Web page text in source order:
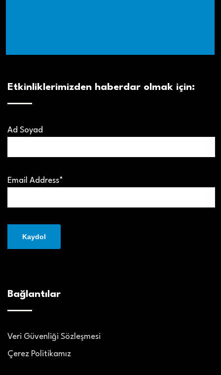
Etkinliklerimizden haberdar olmak için:
Ad Soyad
Email Address*
Bağlantılar
Veri Güvenliği Sözleşmesi
Çerez Politikamız